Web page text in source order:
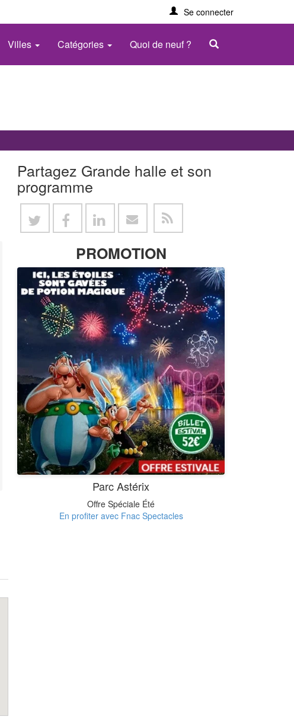
Se connecter
Villes Catégories Quoi de neuf ?
Partagez Grande halle et son
programme
PROMOTION
Parc Astérix
Offre Spéciale Été
En profiter avec Fnac Spectacles